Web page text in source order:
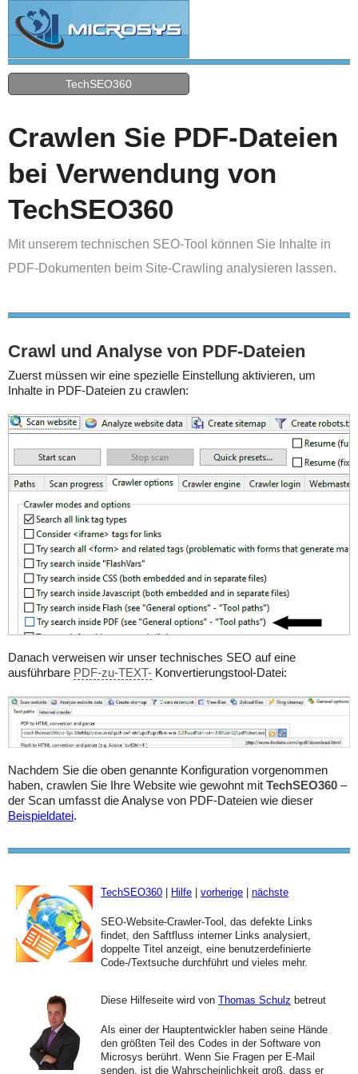
TechSEO360
Crawlen Sie PDF-Dateien
bei Verwendung von
TechSEO360
Mit unserem technischen SEO-Tool können Sie Inhalte in
PDF-Dokumenten beim Site-Crawling analysieren lassen.
Crawl und Analyse von PDF-Dateien
Zuerst müssen wir eine spezielle Einstellung aktivieren, um
Inhalte in PDF-Dateien zu crawlen:
Danach verweisen wir unser technisches SEO auf eine
ausführbare PDF-zu-TEXT- Konvertierungstool-Datei:
Nachdem Sie die oben genannte Konfiguration vorgenommen
haben, crawlen Sie Ihre Website wie gewohnt mit TechSEO360 –
der Scan umfasst die Analyse von PDF-Dateien wie dieser
Beispieldatei.
TechSEO360 Hilfe vorherige nächste
SEO-Website-Crawler-Tool, das defekte Links
findet, den Saftfluss interner Links analysiert,
doppelte Titel anzeigt, eine benutzerdefinierte
Code-/Textsuche durchführt und vieles mehr.
Diese Hilfeseite wird von Thomas Schulz betreut
Als einer der Hauptentwickler haben seine Hände
den größten Teil des Codes in der Software von
Microsys berührt. Wenn Sie Fragen per E-Mail
senden, ist die Wahrscheinlichkeit groß, dass er